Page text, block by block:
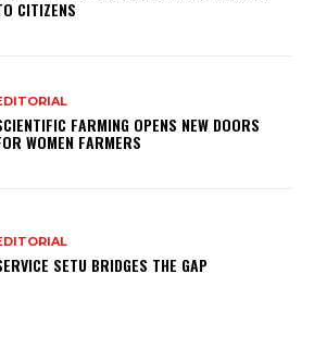
CITIZENS
FARMING OPENS NEW DOORS
WOMEN FARMERS
SETU BRIDGES THE GAP